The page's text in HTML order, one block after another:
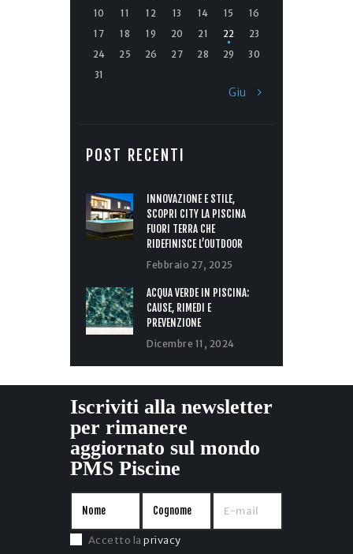
10
11 12 13 14 15
16
17
18 19 20 21 22
23
24
25 26 27 28 29
30
31
Giu »
POST RECENTI
INNOVAZIONE E STILE,
SCOPRI CITY LA PISCINA
FUORI TERRA CHE
RIDEFINISCE L’OUTDOOR
Febbraio 27, 2025
ACQUA VERDE IN PISCINA:
CAUSE, RIMEDI E
PREVENZIONE
Dicembre 11, 2024
Iscriviti alla newsletter
per rimanere
aggiornato sul mondo
PMS Piscine
Accetto laprivacy